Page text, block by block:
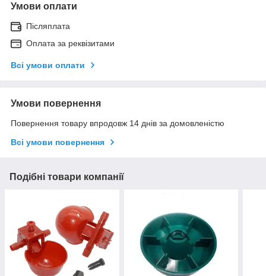
Умови оплати
Післяплата
Оплата за реквізитами
Всі умови оплати
Умови повернення
Повернення товару впродовж 14 днів за домовленістю
Всі умови повернення
Подібні товари компанії